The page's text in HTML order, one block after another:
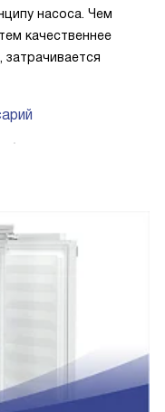
насоса. Чем
качественнее